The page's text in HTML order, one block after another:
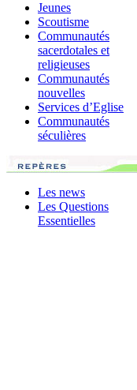
Jeunes
Scoutisme
Communautés
sacerdotales et
religieuses
Communautés
nouvelles
Services d’Eglise
Communautés
séculières
Les news
Les Questions
Essentielles